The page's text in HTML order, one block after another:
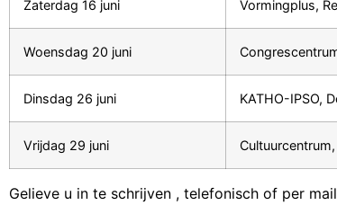
Zaterdag 16 juni Vormingplus,
Woensdag 20 juni
Dinsdag 26 juni KATHO-IPSO,
Vrijdag 29 juni
Gelieve u in te schrijven , telefonisch of per